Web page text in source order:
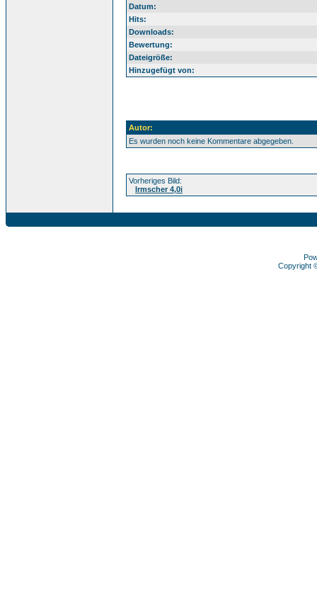
Datum:
Hits:
Downloads:
Bewertung:
Dateigröße:
Hinzugefügt von:
Autor:
Es wurden noch keine Kommentare abgegeben.
Vorheriges Bild:
Irmscher 4,0i
Copyright